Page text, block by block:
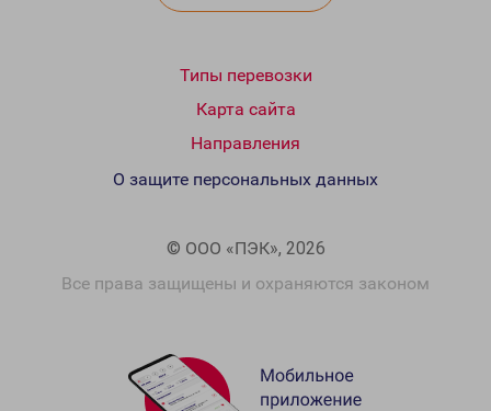
Типы перевозки
Карта сайта
Направления
© ООО «ПЭК», 2026
Все права защищены и охраняются законом
О защите персональных данных